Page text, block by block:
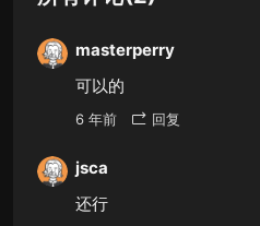
masterperry
可以的
6 年前 回复
jsca
还行